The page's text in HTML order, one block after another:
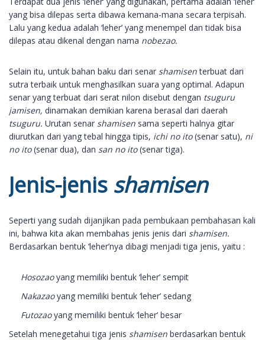
yang bisa dilepas serta dibawa kemana-mana secara terpisah.
Lalu yang kedua adalah ‘leher’ yang menempel dan tidak bisa
dilepas atau dikenal dengan nama nobezao.
Selain itu, untuk bahan baku dari senar shamisenterbuat dari
sutra terbaik untuk menghasilkan suara yang optimal. Adapun
senar yang terbuat dari serat nilon disebut dengan tsuguru
jamisen, dinamakan demikian karena berasal dari daerah
tsuguru. Urutan senar shamisen sama seperti halnya gitar
diurutkan dari yang tebal hingga tipis, ichi no ito(senar satu), ni
no ito(senar dua), dan san no ito(senar tiga).
Jenis-jenis shamisen
Seperti yang sudah dijanjikan pada pembukaan pembahasan kali
ini, bahwa kita akan membahas jenis jenis dari shamisen.
Berdasarkan bentuk ‘leher’nya dibagi menjadi tiga jenis, yaitu :
Hosozaoyang memiliki bentuk ‘leher’ sempit
Nakazaoyang memiliki bentuk ‘leher’ sedang
Futozaoyang memiliki bentuk ‘leher’ besar
Setelah menegetahui tiga jenis shamisen berdasarkan bentuk